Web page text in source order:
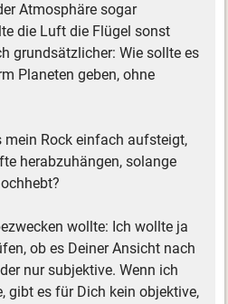
Atmosphäre sogar
die Luft die Flügel sonst
grundsätzlicher: Wie sollte es
Planeten geben, ohne
mein Rock einfach aufsteigt,
herabzuhängen, solange
wollte: Ich wollte ja
ob es Deiner Ansicht nach
nur subjektive. Wenn ich
gibt es für Dich kein objektive,